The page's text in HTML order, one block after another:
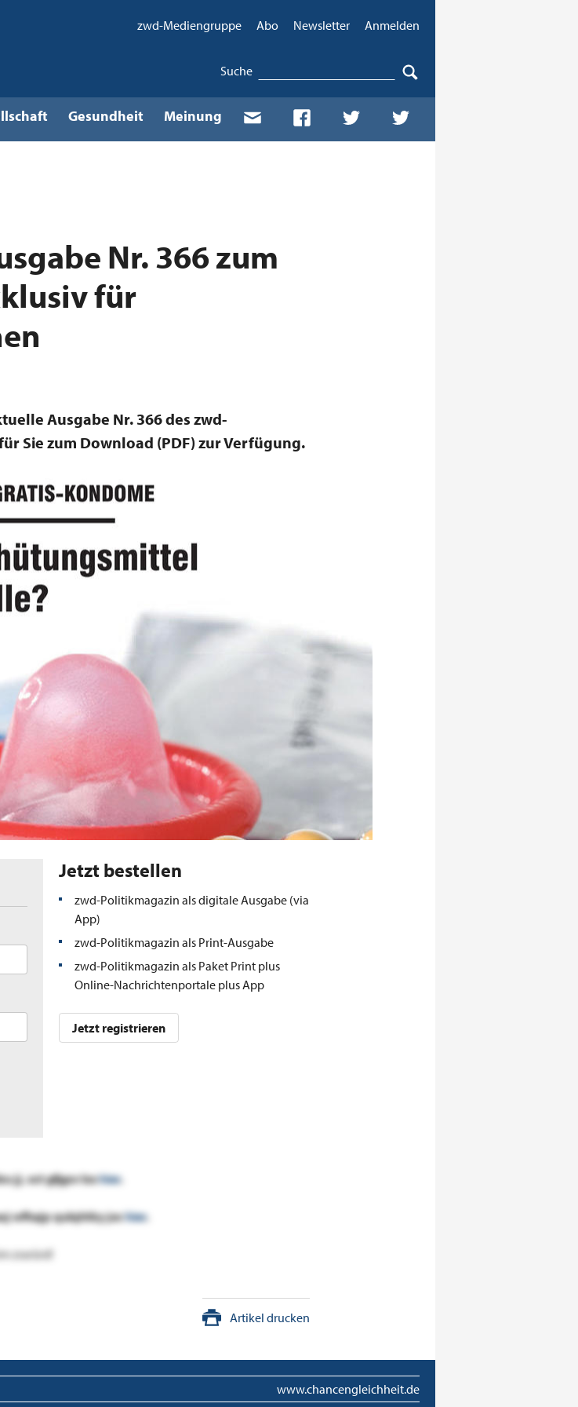
zwd-Mediengruppe Abo Newsletter Anmelden
Suche
Gesundheit Meinung
Nr. 366 zum
für
Ausgabe Nr. 366 des zwd-
Sie zum Download (PDF) zur Verfügung.
Jetzt bestellen
zwd-Politikmagazin als digitale Ausgabe (via
App)
zwd-Politikmagazin als Print-Ausgabe
zwd-Politikmagazin als Paket Print plus
Online-Nachrichtenportale plus App
Jetzt registrieren
jj. xct gfjgsv lxxhier.
wfhajp qulqhtky jochier.
zrarürd!
Artikel drucken
www.chancengleichheit.de